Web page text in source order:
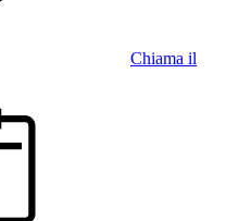
Chiama il